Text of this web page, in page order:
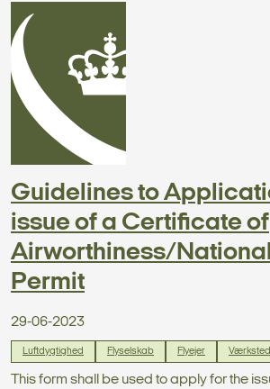
Guidelines to
issue of a Certificate of
Airworthiness/
Permit
29-06-2023
Luftdygtighed Flyselskab Flyejer Værksted
This form shall be used to apply for the